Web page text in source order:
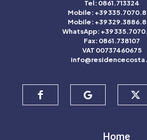
Tel: 0861.713324
Mobile: +39
Mobile: +39
WhatsApp: +39
Fax: 0861.738107
VAT 00737460675
Home